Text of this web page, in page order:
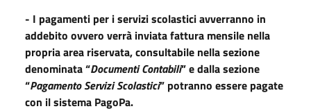
- I pagamenti per i servizi scolastici avverranno in
addebito ovvero verrà inviata fattura mensile nella
propria area riservata, consultabile nellasezione
denominata “Documenti Contabili” e dalla sezione
“Pagamento Servizi Scolastici” potranno essere pagate
con il sistema PagoPa.